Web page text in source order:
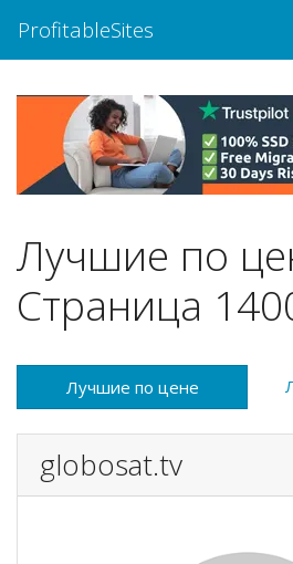
ProfitableSites
Лучшие по
Страница
Лучшие по цене
globosat.tv